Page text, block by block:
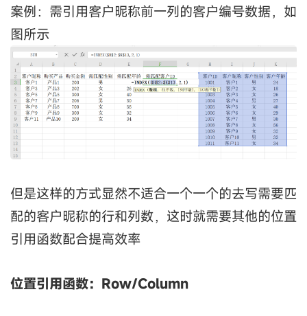
案例：需引用客户昵称前一列的客户编号数据，如
图所示
但是这样的方式显然不适合一个一个的去写需要匹
配的客户昵称的行和列数，这时就需要其他的位置
引用函数配合提高效率
位置引用函数：Row/Column